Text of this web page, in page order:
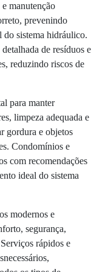
manutenção
prevenindo
sistema hidráulico.
de resíduos e
reduzindo riscos de
para manter
limpeza adequada e
gordura e objetos
Condomínios e
com recomendações
ideal do sistema
modernos e
segurança,
rápidos e